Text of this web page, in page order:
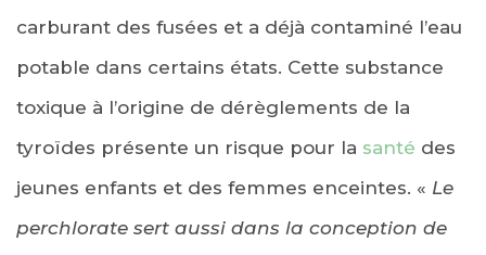
carburant des fusées et a déjà contaminé l’eau
potable dans certains états. Cette substance
toxique à l’origine de dérèglements de la
tyroïdes présente un risque pour la santé des
jeunes enfants et des femmes enceintes. « Le
perchlorate sert aussi dans la conception de